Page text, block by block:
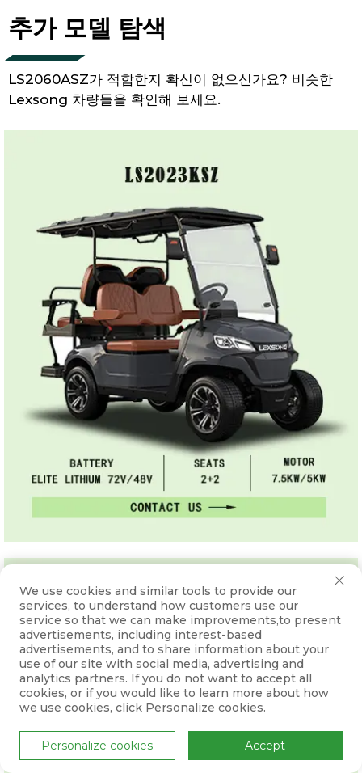
해
추가 모델 탐색
LS2060ASZ가 적합한지 확신이 없으신가요? 비슷한
Lexsong 차량들을 확인해 보세요.
We use cookies and similar tools to provide our
services, to understand how customers use our
service so that we can make improvements,to present
advertisements, including interest-based
advertisements, and to share information about your
use of our site with social media, advertising and
analytics partners. If you do not want to accept all
cookies, or if you would like to learn more about how
we use cookies, click Personalize cookies.
Personalize cookies Accept